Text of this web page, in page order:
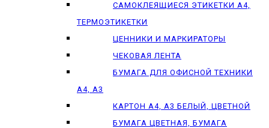
САМОКЛЕЯЩИЕСЯ ЭТИКЕТКИ А4,
ТЕРМОЭТИКЕТКИ
ЦЕННИКИ И МАРКИРАТОРЫ
ЧЕКОВАЯ ЛЕНТА
БУМАГА ДЛЯ ОФИСНОЙ ТЕХНИКИ
А4, А3
КАРТОН А4, А3 БЕЛЫЙ, ЦВЕТНОЙ
БУМАГА ЦВЕТНАЯ, БУМАГА